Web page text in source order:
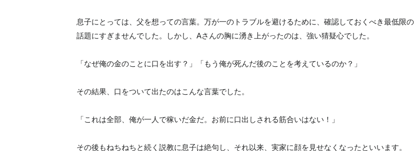
息子にとっては、父を想っての言葉。万が一のトラブルを避けるために、確認しておくべき最低限の
話題にすぎませんでした。しかし、Aさんの胸に湧き上がったのは、強い猜疑心でした。
「なぜ俺の金のことに口を出す？」「もう俺が死んだ後のことを考えているのか？」
その結果、口をついて出たのはこんな言葉でした。
「これは全部、俺が一人で稼いだ金だ。お前に口出しされる筋合いはない！」
その後もねちねちと続く説教に息子は絶句し、それ以来、実家に顔を見せなくなったといいます。